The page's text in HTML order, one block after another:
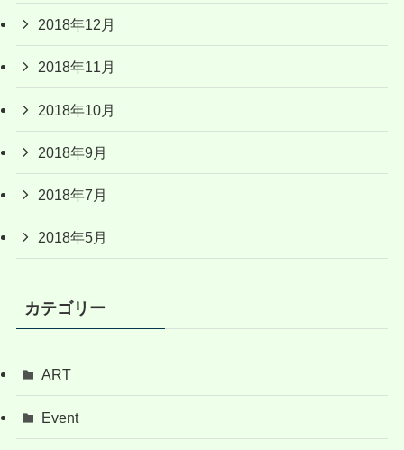
2018年12月
2018年11月
2018年10月
2018年9月
2018年7月
2018年5月
カテゴリー
ART
Event